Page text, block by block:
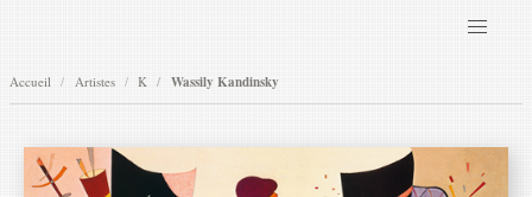
Accueil Artistes K Wassily Kandinsky